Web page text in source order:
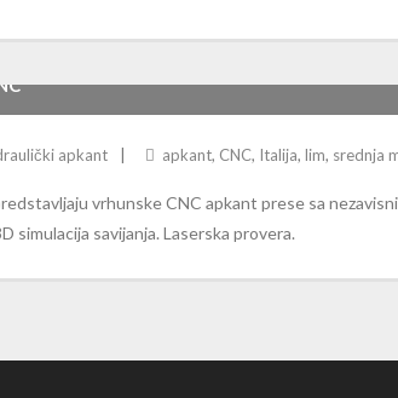
apkant apkant, CNC, Italija, lim, srednja
vrhunske CNC apkant prese sa
simulacija savijanja. Laserska provera.